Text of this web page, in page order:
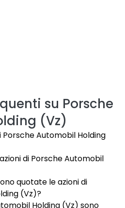
su Porsche
(Vz)
Porsche Automobil Holding
di Porsche Automobil
quotate le azioni di
(Vz)?
Holding (Vz) sono